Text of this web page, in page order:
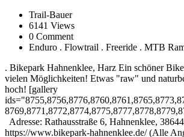
Trail-Bauer
6141 Views
0 Comment
Enduro . Flowtrail . Freeride . MTB
. Bikepark Hahnenklee, Harz Ein schöner
vielen Möglichkeiten! Etwas "raw" und
hoch! [gallery
Adresse: Rathausstraße 6, Hahnenklee,
https://www.bikepark-hahnenklee.de/ (Alle